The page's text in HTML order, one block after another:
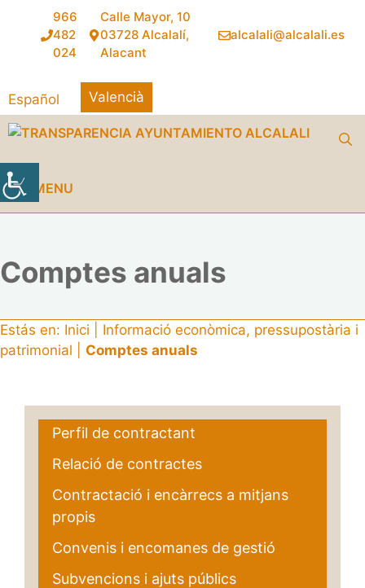
contingut
966
482
024
Calle Mayor, 10
03728 Alcalalí,
Alacant
alcalali@alcalali.es
Español Valencià
MENU
Comptes anuals
Estás en: Inici
Informació econòmica, pressupostària i
patrimonial
Comptes anuals
Perfil de contractant
Relació de contractes
Contractació i encàrrecs a mitjans
propis
Convenis i encomanes de gestió
Subvencions i ajuts públics